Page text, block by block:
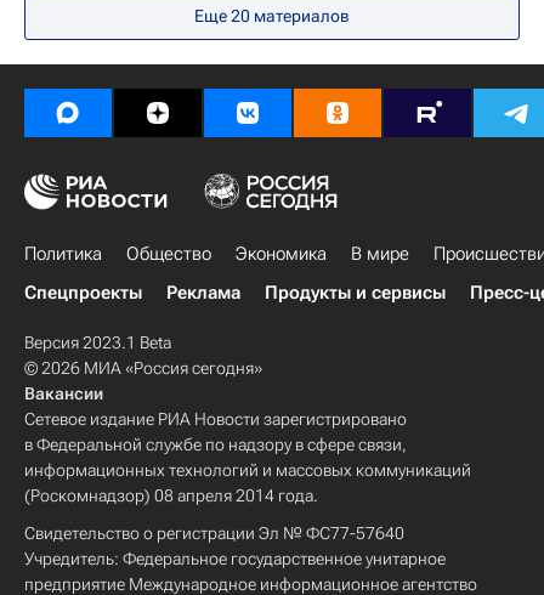
Украина
Еще20 материалов
Политика Общество Экономика В мире
Спецпроекты
Реклама Продукты и сервисы Пресс-
Версия 2023.1 Beta
© 2026 МИА «Россия сегодня»
Вакансии
Сетевое издание РИА Новости зарегистрировано
в Федеральной службе по надзору в сфере связи,
информационных технологий и массовых коммуникаций
(Роскомнадзор) 08 апреля 2014 года.
Свидетельство о регистрации Эл № ФС77-57640
Учредитель: Федеральное государственное унитарное
предприятие Международное информационное агентство